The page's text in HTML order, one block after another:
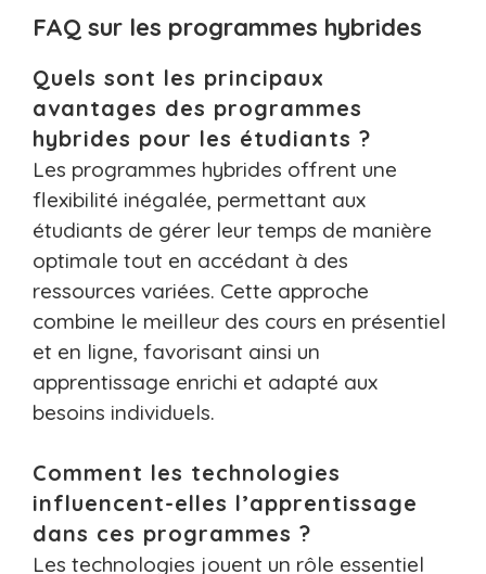
FAQ sur les programmes hybrides
Quels sont les principaux
avantages des programmes
hybrides pour les étudiants ?
Les programmes hybrides offrent une
flexibilité inégalée, permettant aux
étudiants de gérer leur temps de manière
optimale tout en accédant à des
ressources variées. Cette approche
combine le meilleur des cours en présentiel
et en ligne, favorisant ainsi un
apprentissage enrichi et adapté aux
besoins individuels.
Comment les technologies
influencent-elles l’apprentissage
dans ces programmes ?
Les technologies jouent un rôle essentiel